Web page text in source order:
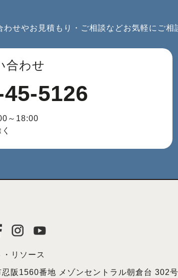
せやお見積もり・ご相談などお気軽にご相
合わせ
5126
～18:00
リソース
阪1560番地 メゾンセントラル朝倉台 302